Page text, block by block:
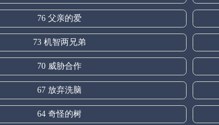
76 父亲的爱
73 机智两兄弟
70 威胁合作
67 放弃洗脑
64 奇怪的树